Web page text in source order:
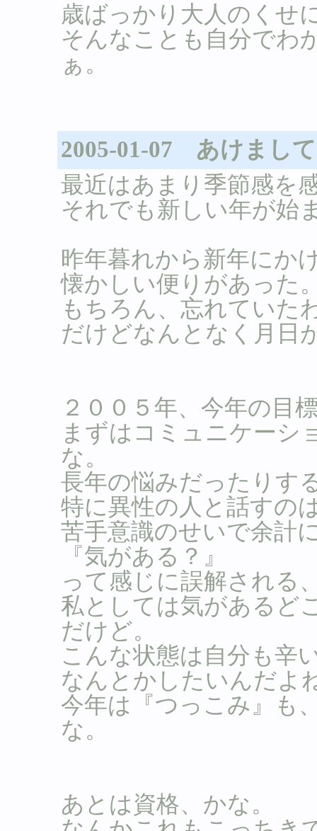
歳ばっかり大人のくせ
そんなことも自分でわ
ぁ。
2005-01-07 あけまし
最近はあまり季節感を
それでも新しい年が始
昨年暮れから新年にか
懐かしい便りがあった
もちろん、忘れていた
だけどなんとなく月日
２００５年、今年の目
まずはコミュニケーシ
な。
長年の悩みだったりす
特に異性の人と話すの
苦手意識のせいで余計
『気がある？』
って感じに誤解される
私としては気があるど
だけど。
こんな状態は自分も辛
なんとかしたいんだよ
今年は『つっこみ』も
な。
あとは資格、かな。